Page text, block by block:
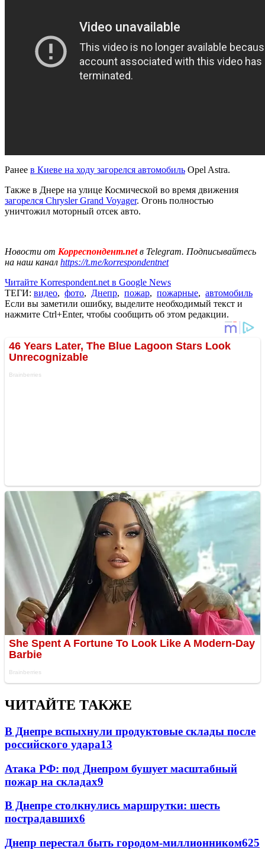
Ранее в Киеве на ходу загорелся автомобиль Opel Astra.
Также в Днере на улице Космической во время движения
загорелся Chrysler Grand Voyager. Огонь полностью
уничтожил моторный отсек авто.
Новости от Корреспондент.netв Telegram. Подписывайтесь
на наш канал https://t.me/korrespondentnet
Читайте Korrespondent.net в Google News
ТЕГИ: видео, фото, Днепр, пожар, пожарные, автомобиль
Если вы заметили ошибку, выделите необходимый текст и
нажмите Ctrl+Enter, чтобы сообщить об этом редакции.
ЧИТАЙТЕ ТАКЖЕ
В Днепре вспыхнули продуктовые склады после
российского удара13
Атака РФ: под Днепром бушует масштабный
пожар на складах9
В Днепре столкнулись маршрутки: шесть
пострадавших6
Днепр перестал быть городом-миллионником625